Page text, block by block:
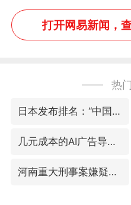
网友：果然言传不如身
教！
打开网易新闻，
热
日本发布排名：“中国第一，美日德韩英法居后”
几元成本的AI广告导致千万市值蒸发
河南重大刑事案嫌疑人落网